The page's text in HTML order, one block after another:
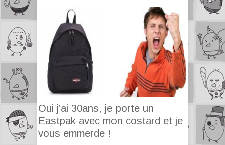
Oui j’ai 30ans, je porte un
Eastpak avec mon costard et je
vous emmerde !